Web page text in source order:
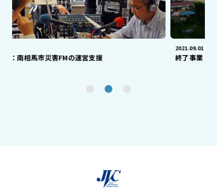
の運営支援 終了事業：気仙沼市鹿折地区